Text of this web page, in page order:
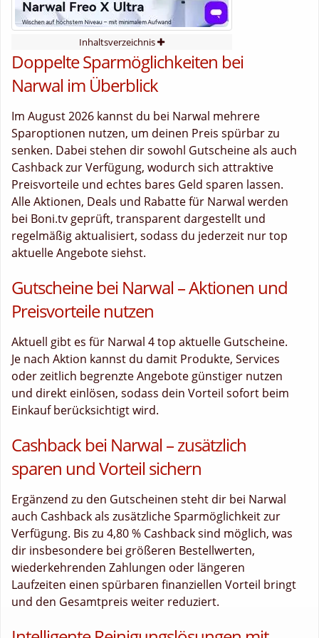
Inhaltsverzeichnis
Doppelte Sparmöglichkeiten bei
Narwal im Überblick
Im August 2026 kannst du bei Narwal mehrere
Sparoptionen nutzen, um deinen Preis spürbar zu
senken. Dabei stehen dir sowohl Gutscheine als auch
Cashback zur Verfügung, wodurch sich attraktive
Preisvorteile und echtes bares Geld sparen lassen.
Alle Aktionen, Deals und Rabatte für Narwal werden
bei Boni.tv geprüft, transparent dargestellt und
regelmäßig aktualisiert, sodass du jederzeit nur top
aktuelle Angebote siehst.
Gutscheine bei Narwal – Aktionen und
Preisvorteile nutzen
Aktuell gibt es für Narwal 4 top aktuelle Gutscheine.
Je nach Aktion kannst du damit Produkte, Services
oder zeitlich begrenzte Angebote günstiger nutzen
und direkt einlösen, sodass dein Vorteil sofort beim
Einkauf berücksichtigt wird.
Cashback bei Narwal – zusätzlich
sparen und Vorteil sichern
Ergänzend zu den Gutscheinen steht dir bei Narwal
auch Cashback als zusätzliche Sparmöglichkeit zur
Verfügung. Bis zu 4,80 % Cashback sind möglich, was
dir insbesondere bei größeren Bestellwerten,
wiederkehrenden Zahlungen oder längeren
Laufzeiten einen spürbaren finanziellen Vorteil bringt
und den Gesamtpreis weiter reduziert.